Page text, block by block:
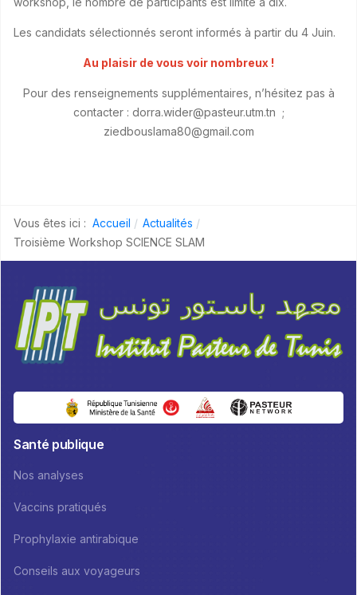
Les candidats sélectionnés seront informés à partir du 4 Juin.
Au plaisir de vous voir nombreux !
Pour des renseignements supplémentaires, n’hésitez pas à
contacter : dorra.wider@pasteur.utm.tn ;
ziedbouslama80@gmail.com
Vous êtes ici : Accueil
Actualités
Troisième Workshop SCIENCE SLAM
Santé publique
Nos analyses
Vaccins pratiqués
Prophylaxie antirabique
Conseils aux voyageurs